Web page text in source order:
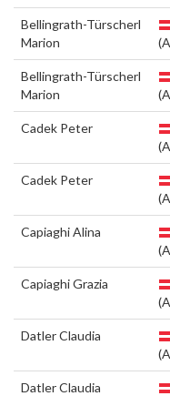
Bellingrath-Türscherl
Marion
Bellingrath-Türscherl
Marion
Cadek Peter
Cadek Peter
Capiaghi Alina
Capiaghi Grazia
Datler Claudia
Datler Claudia